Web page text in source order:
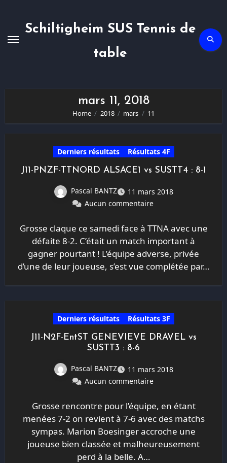
Schiltigheim SUS Tennis de
table
mars 11, 2018
Home 2018 mars 11
Derniers résultats Résultats 4F
J11-PNZF-TTNORD ALSACE1 vs SUSTT4 : 8-1
Pascal BANTZ
11 mars 2018
Aucun commentaire
Grosse claque ce samedi face à TTNA avec une
défaite 8-2. C’était un match important à
gagner pourtant ! L’équipe adverse, privée
d’une de leur joueuse, s’est vue complétée par…
Derniers résultats Résultats 3F
J11-N2F-EntST GENEVIEVE DRAVEL vs
SUSTT3 : 8-6
Pascal BANTZ
11 mars 2018
Aucun commentaire
Grosse rencontre pour l’équipe, en étant
menées 7-2 on revient à 7-6 avec des matchs
sympas. Marion Boesinger accroche une
joueuse bien classée et malheureusement
perd à la belle. A…